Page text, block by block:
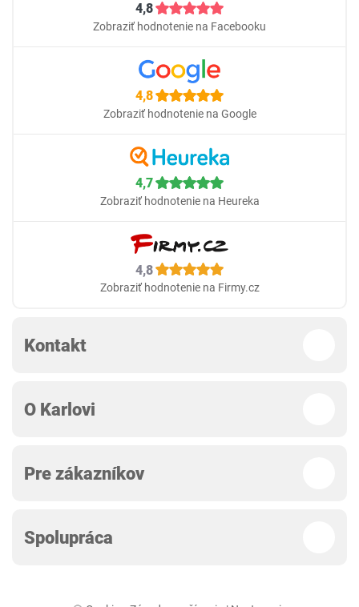
4,8
Zobraziť hodnotenie na Facebooku
4,8
Zobraziť hodnotenie na Google
4,7
Zobraziť hodnotenie na Heureka
4,8
Zobraziť hodnotenie na Firmy.cz
Kontakt
O Karlovi
Pre zákazníkov
Spolupráca